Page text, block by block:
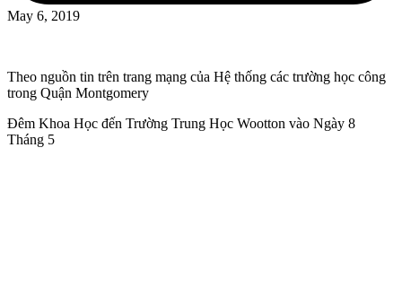
May 6, 2019
Theo nguồn tin trên trang mạng của Hệ thống các trường học công
trong Quận Montgomery
Đêm Khoa Học đến Trường Trung Học Wootton vào Ngày 8
Tháng 5